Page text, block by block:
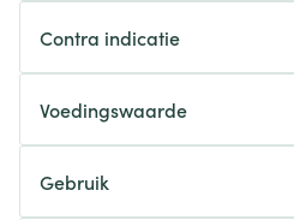
Contra indicatie
Voedingswaarde
Gebruik